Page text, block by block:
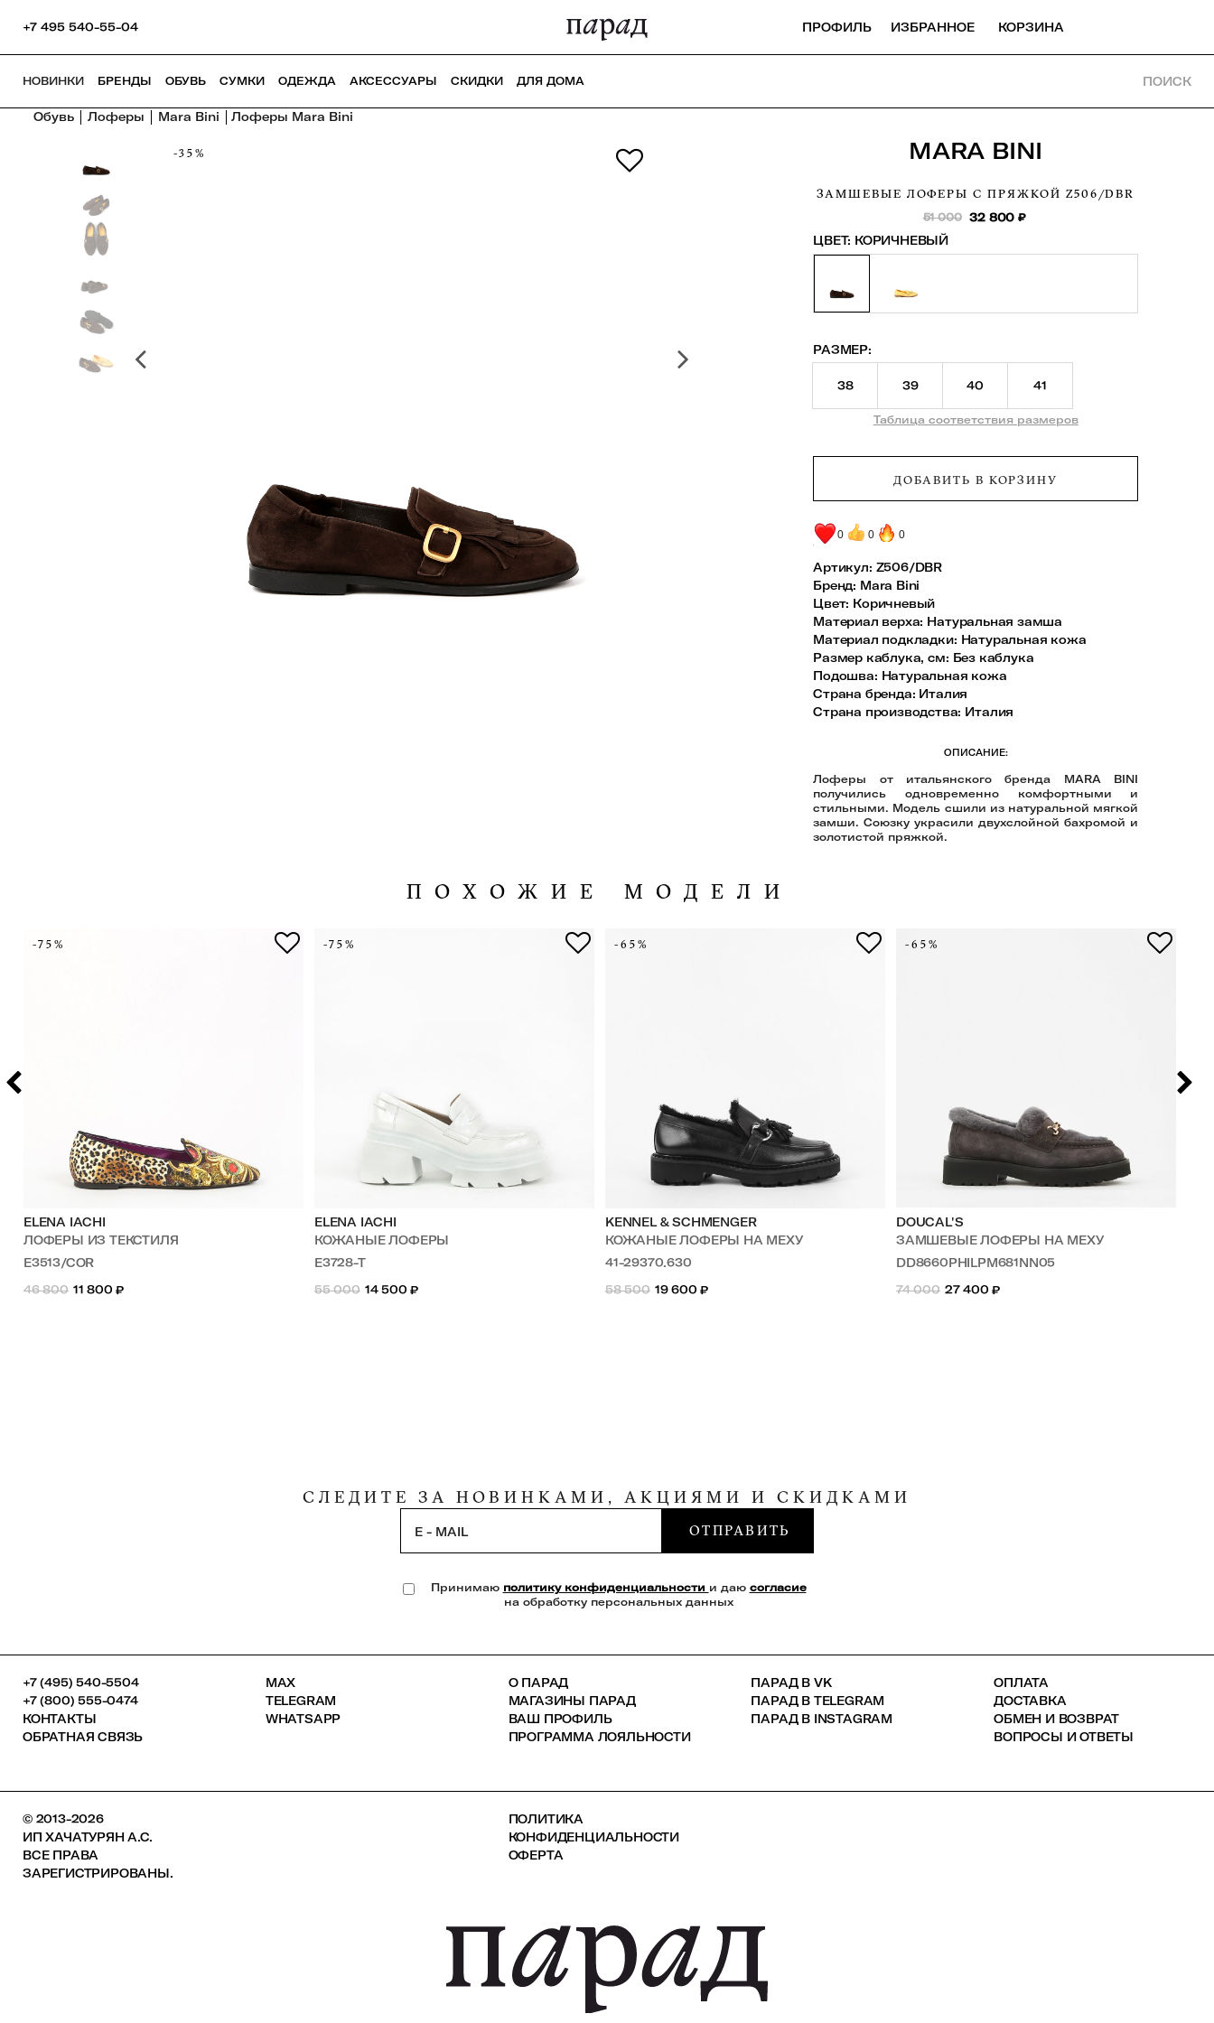
+7 495 540-55-04 ПРОФИЛЬ ИЗБРАННОЕ КОРЗИНА
НОВИНКИ БРЕНДЫ ОБУВЬ СУМКИ ОДЕЖДА АКСЕССУАРЫ СКИДКИ ДЛЯ ДОМА ПОИСК
Обувь Лоферы Mara Bini Лоферы Mara Bini
-35% MARA BINI
ЗАМШЕВЫЕ ЛОФЕРЫ С ПРЯЖКОЙ Z506/DBR
51 000 32 800 ₽
ЦВЕТ: КОРИЧНЕВЫЙ
РАЗМЕР:
38 39 40 41
Таблица соответствия размеров
ДОБАВИТЬ В КОРЗИНУ
0 0 0
Артикул: Z506/DBR
Бренд: Mara Bini
Цвет: Коричневый
Материал верха: Натуральная замша
Материал подкладки: Натуральная кожа
Размер каблука, см: Без каблука
Подошва: Натуральная кожа
Страна бренда: Италия
Страна производства: Италия
ОПИСАНИЕ:
Лоферы от итальянского бренда MARA BINI
получились одновременно комфортными и
стильными. Модель сшили из натуральной мягкой
замши. Союзку украсили двухслойной бахромой и
золотистой пряжкой.
ПОХОЖИЕ МОДЕЛИ
-75%
ELENA IACHI
ЛОФЕРЫ ИЗ ТЕКСТИЛЯ
E3513/COR
46 800
11 800 ₽
-75%
ELENA IACHI
КОЖАНЫЕ ЛОФЕРЫ
E3728-T
55 000
14 500 ₽
-65%
KENNEL & SCHMENGER
КОЖАНЫЕ ЛОФЕРЫ НА МЕХУ
41-29370.630
58 500
19 600 ₽
-65%
DOUCAL'S
ЗАМШЕВЫЕ ЛОФЕРЫ НА МЕХУ
DD8660PHILPM681NN05
74 000
27 400 ₽
СЛЕДИТЕ ЗА НОВИНКАМИ, АКЦИЯМИ И СКИДКАМИ
E - MAIL ОТПРАВИТЬ
Принимаю политику конфиденциальности и даю согласие
на обработку персональных данных
+7 (495) 540-5504
+7 (800) 555-0474
КОНТАКТЫ
ОБРАТНАЯ СВЯЗЬ
MAX
TELEGRAM
WHATSAPP
О ПАРАД
МАГАЗИНЫ ПАРАД
ВАШ ПРОФИЛЬ
ПРОГРАММА ЛОЯЛЬНОСТИ
ПАРАД В VK
ПАРАД В TELEGRAM
ПАРАД В INSTAGRAM
ОПЛАТА
ДОСТАВКА
ОБМЕН И ВОЗВРАТ
ВОПРОСЫ И ОТВЕТЫ
© 2013-2026
ИП ХАЧАТУРЯН А.С.
ВСЕ ПРАВА
ЗАРЕГИСТРИРОВАНЫ.
ПОЛИТИКА
КОНФИДЕНЦИАЛЬНОСТИ
ОФЕРТА